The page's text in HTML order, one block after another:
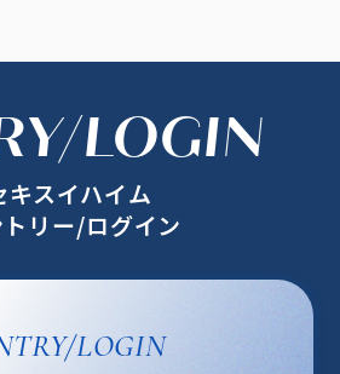
LOGIN
キスイハイム
リー/ログイン
LOGIN